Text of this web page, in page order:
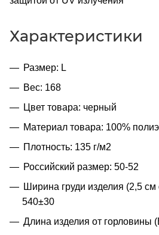
Характеристики
Размер: L
Вес: 168
Цвет товара: черный
Материал товара: 100%
Плотность: 135 г/м2
Российский размер: 50-52
Ширина груди изделия (2,5
540±30
Длина изделия от горловины